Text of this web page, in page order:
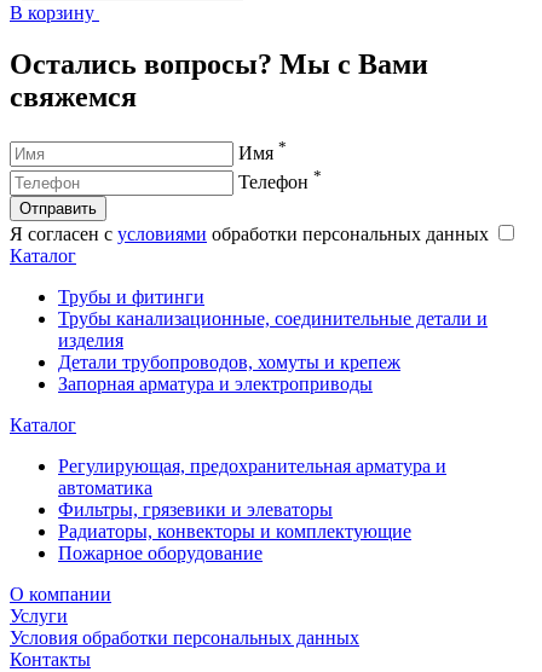
В корзину
Остались вопросы? Мы с Вами
свяжемся
Имя *
Телефон *
Отправить
Я согласен с условиями обработки персональных данных
Каталог
Трубы и фитинги
Трубы канализационные, соединительные детали и
изделия
Детали трубопроводов, хомуты и крепеж
Запорная арматура и электроприводы
Каталог
Регулирующая, предохранительная арматура и
автоматика
Фильтры, грязевики и элеваторы
Радиаторы, конвекторы и комплектующие
Пожарное оборудование
О компании
Услуги
Условия обработки персональных данных
Контакты